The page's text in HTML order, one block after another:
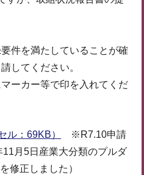
件を満たしていることが確
してください。
ーカー等で印を入れてくだ
ル：69KB）
※R7.10申請
月5日産業大分類のプルダ
修正しました）